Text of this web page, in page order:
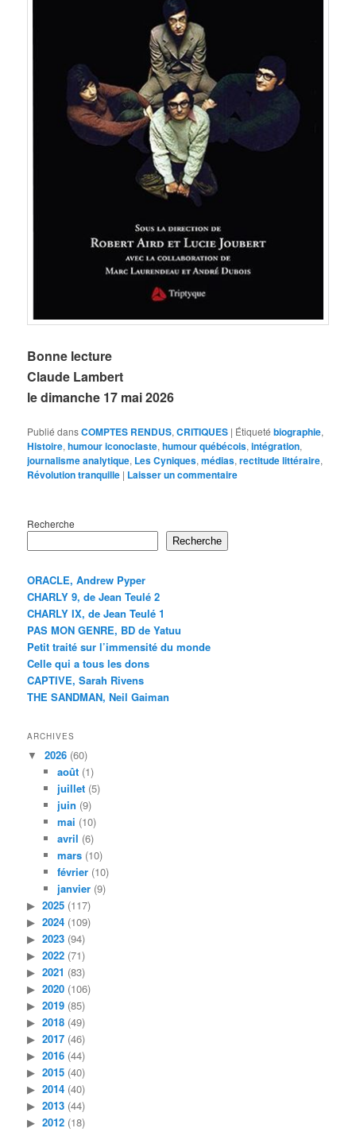
Bonne lecture
Claude Lambert
le dimanche 17 mai 2026
Publié dansCOMPTES RENDUS,CRITIQUES | Étiqueté biographie,
Histoire,humour iconoclaste,humour québécois,intégration,
journalisme analytique, Les Cyniques,médias,rectitude littéraire,
Révolution tranquille | Laisser un commentaire
Recherche
Recherche
ORACLE, Andrew Pyper
CHARLY 9, de Jean Teulé 2
CHARLY IX, de Jean Teulé 1
PAS MON GENRE, BD de Yatuu
Petit traité sur l’immensité du monde
Celle qui a tous les dons
CAPTIVE, Sarah Rivens
THE SANDMAN, Neil Gaiman
ARCHIVES
2026 (60)
août(1)
juillet(5)
juin (9)
mai (10)
avril (6)
mars(10)
février(10)
janvier(9)
2025 (117)
2024 (109)
2023 (94)
2022 (71)
2021 (83)
2020 (106)
2019 (85)
2018 (49)
2017 (46)
2016 (44)
2015 (40)
2014 (40)
2013 (44)
2012 (18)